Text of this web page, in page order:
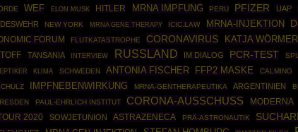
WEF ELON MUSK HITLER MRNA IMPFUNG PERU PFIZER UAP
NEW YORK MRNA GENE THERAPY ICIC.LAW MRNA-INJEKTION
FORUM FLUTKATASTROPHE CORONAVIRUS KATJA WÖRMER
TANSANIA INTERVIEW RUSSLAND IM DIALOG PCR-TEST
KLIMA SCHWEDEN ANTONIA FISCHER FFP2 MASKE CALMING
IMPFNEBENWIRKUNG MRNA-GENTHERAPEUTIKA ARGENTINIEN
PAUL-EHRLICH INSTITUT CORONA-AUSSCHUSS MODERNA
2020 SOWJETUNION ASTRAZENECA PRÄ-ASTRONAUTIK